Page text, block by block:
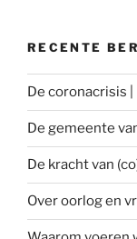
RECENTE
De coronacrisis
De gemeente
De kracht van
Over oorlog en